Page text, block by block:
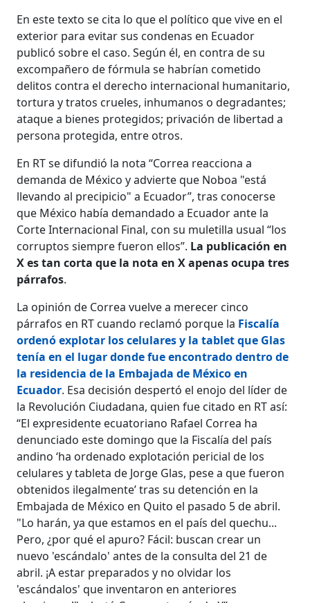
En este texto se cita lo que el político que vive en el
exterior para evitar sus condenas en Ecuador
publicó sobre el caso. Según él, en contra de su
excompañero de fórmula se habrían cometido
delitos contra el derecho internacional humanitario,
tortura y tratos crueles, inhumanos o degradantes;
ataque a bienes protegidos; privación de libertad a
persona protegida, entre otros.
En RT se difundió la nota “Correa reacciona a
demanda de México y advierte que Noboa "está
llevando al precipicio" a Ecuador”, tras conocerse
que México había demandado a Ecuador ante la
Corte Internacional Final, con su muletilla usual “los
corruptos siempre fueron ellos”. La publicación en
X es tan corta que la nota en X apenas ocupa tres
párrafos.
La opinión de Correa vuelve a merecer cinco
párrafos en RT cuando reclamó porque la Fiscalía
ordenó explotar los celulares y la tablet que Glas
tenía en el lugar donde fue encontrado dentro de
la residencia de la Embajada de México en
Ecuador. Esa decisión despertó el enojo del líder de
la Revolución Ciudadana, quien fue citado en RT así:
“El expresidente ecuatoriano Rafael Correa ha
denunciado este domingo que la Fiscalía del país
andino ‘ha ordenado explotación pericial de los
celulares y tableta de Jorge Glas, pese a que fueron
obtenidos ilegalmente’ tras su detención en la
Embajada de México en Quito el pasado 5 de abril.
"Lo harán, ya que estamos en el país del quechu...
Pero, ¿por qué el apuro? Fácil: buscan crear un
nuevo 'escándalo' antes de la consulta del 21 de
abril. ¡A estar preparados y no olvidar los
'escándalos' que inventaron en anteriores